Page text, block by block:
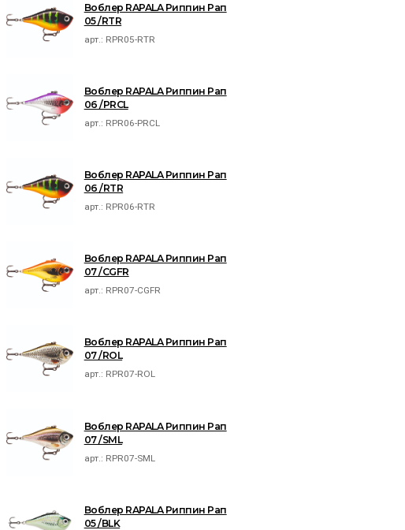
Воблер RAPALA Риппин Рап
05 /RTR
арт.: RPR05-RTR
Воблер RAPALA Риппин Рап
06 /PRCL
арт.: RPR06-PRCL
Воблер RAPALA Риппин Рап
06 /RTR
арт.: RPR06-RTR
Воблер RAPALA Риппин Рап
07 /CGFR
арт.: RPR07-CGFR
Воблер RAPALA Риппин Рап
07 /ROL
арт.: RPR07-ROL
Воблер RAPALA Риппин Рап
07 /SML
арт.: RPR07-SML
Воблер RAPALA Риппин Рап
05 /BLK